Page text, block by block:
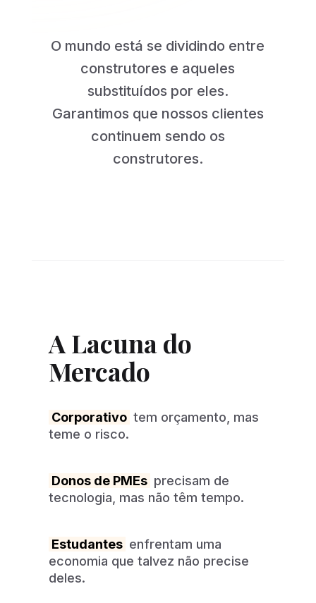
O mundo está se dividindo entre
construtores e aqueles
substituídos por eles.
Garantimos que nossos clientes
continuem sendo os
construtores.
A Lacuna do
Mercado
Corporativo tem orçamento, mas
teme o risco.
Donos de PMEs precisam de
tecnologia, mas não têm tempo.
Estudantes enfrentam uma
economia que talvez não precise
deles.